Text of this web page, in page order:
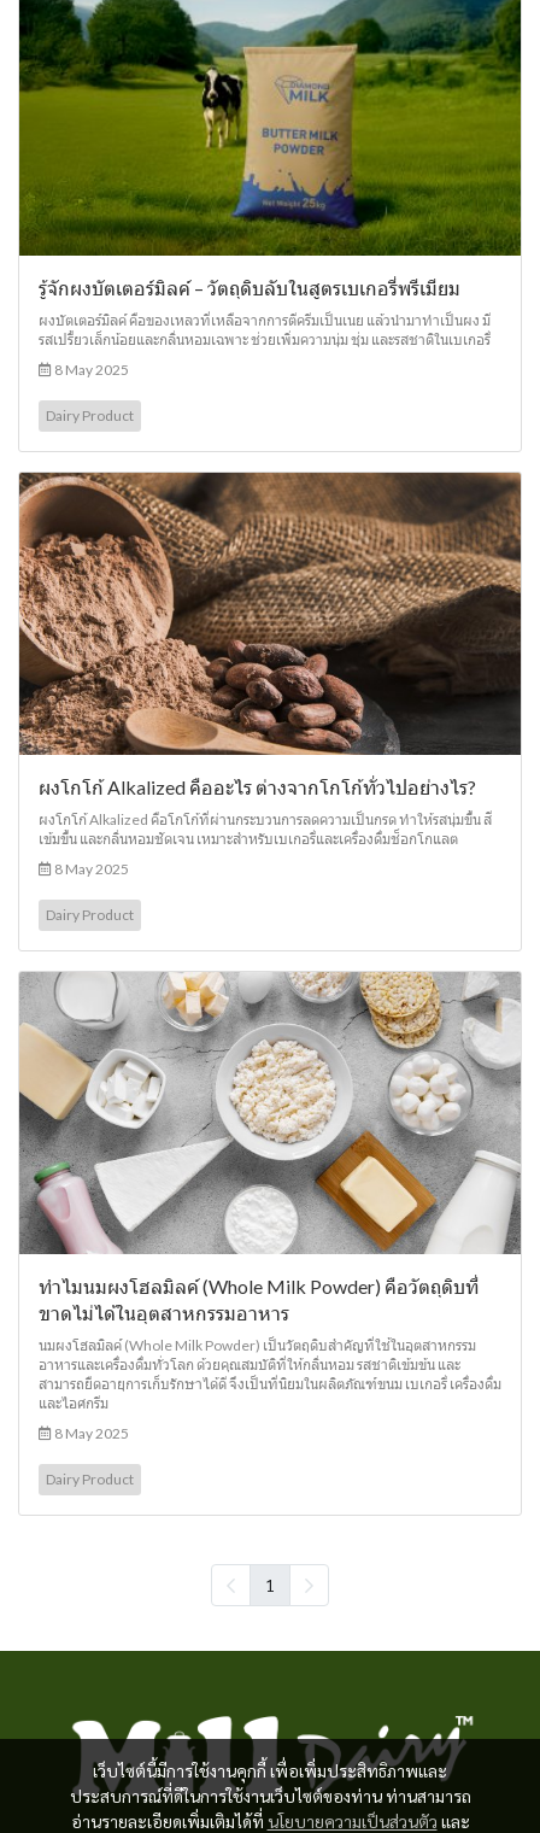
รู้จักผงบัตเตอร์มิลค์ – วัตถุดิบลับในสูตรเบเกอรี่พรีเมียม
ผงบัตเตอร์มิลค์ คือของเหลวที่เหลือจากการตีครีมเป็นเนย แล้วนำมาทำเป็นผง มี
รสเปรี้ยวเล็กน้อยและกลิ่นหอมเฉพาะ ช่วยเพิ่มความนุ่ม ชุ่ม และรสชาติในเบเกอรี่
8 May 2025
Dairy Product
ผงโกโก้ Alkalized คืออะไร ต่างจากโกโก้ทั่วไปอย่างไร?
ผงโกโก้ Alkalized คือโกโก้ที่ผ่านกระบวนการลดความเป็นกรด ทำให้รสนุ่มขึ้น สี
เข้มขึ้น และกลิ่นหอมชัดเจน เหมาะสำหรับเบเกอรี่และเครื่องดื่มช็อกโกแลต
8 May 2025
Dairy Product
ทำไมนมผงโฮลมิลค์ (Whole Milk Powder) คือวัตถุดิบที่
ขาดไม่ได้ในอุตสาหกรรมอาหาร
นมผงโฮลมิลค์ (Whole Milk Powder) เป็นวัตถุดิบสำคัญที่ใช้ในอุตสาหกรรม
อาหารและเครื่องดื่มทั่วโลก ด้วยคุณสมบัติที่ให้กลิ่นหอม รสชาติเข้มข้น และ
สามารถยืดอายุการเก็บรักษาได้ดี จึงเป็นที่นิยมในผลิตภัณฑ์ขนม เบเกอรี่ เครื่องดื่ม
และไอศกรีม
8 May 2025
Dairy Product
1
เว็บไซต์นี้มีการใช้งานคุกกี้ เพื่อเพิ่มประสิทธิภาพและ
ประสบการณ์ที่ดีในการใช้งานเว็บไซต์ของท่าน ท่านสามารถ
อ่านรายละเอียดเพิ่มเติมได้ที่ นโยบายความเป็นส่วนตัว และ